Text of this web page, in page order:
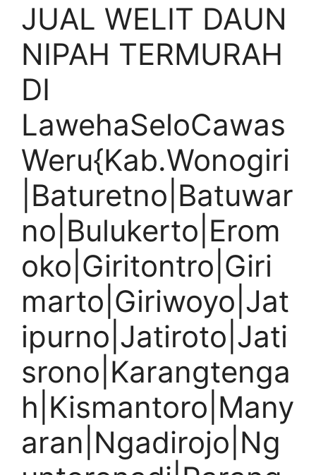
JUAL WELIT DAUN
NIPAH TERMURAH
DI
LawehaSeloCawas
Weru{Kab.Wonogiri
|Baturetno|Batuwar
no|Bulukerto|Erom
oko|Giritontro|Giri
marto|Giriwoyo|Jat
ipurno|Jatiroto|Jati
srono|Karangtenga
h|Kismantoro|Many
aran|Ngadirojo|Ng